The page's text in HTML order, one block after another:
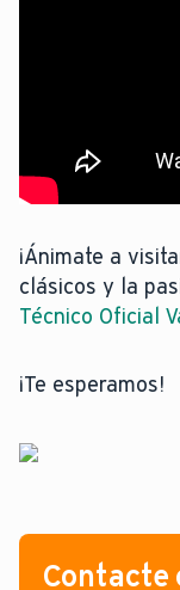
¡Ánimate a
clásicos y la
Técnico Oficial
¡Te esperamos!
Contacte